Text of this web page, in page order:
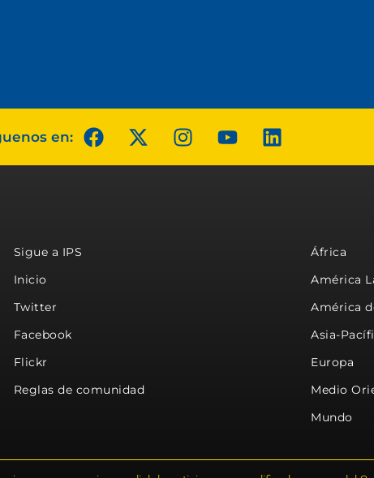
en:
Sigue a IPS
Inicio
Twitter
Facebook
Flickr
Reglas de comunidad
África
América
América
Asia-
Europa
Medio
Mundo